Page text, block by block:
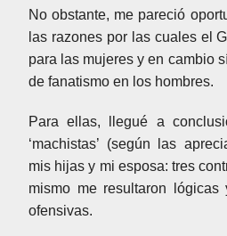
No obstante, me pareció
las razones por las cuales el
para las mujeres y en cambio
de fanatismo en los hombres.
Para ellas, llegué a
‘machistas’ (según las
mis hijas y mi esposa: tres
mismo me resultaron
ofensivas.